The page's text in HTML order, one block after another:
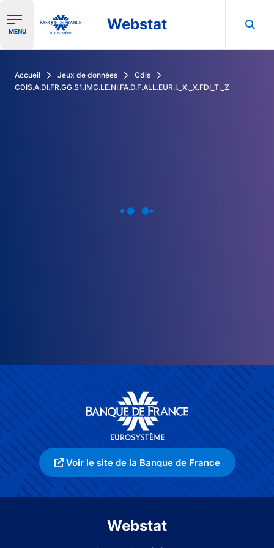
Ouvrir le menu de navigation
MENU Webstat
Accueil Jeux de données
Cdis
CDIS.A.DI.FR.GG.S1.IMC.LE.NI.FA.D.F.ALL.EUR.I._X._X.FDI_T._Z
Voir le site de la Banque de France
Webstat